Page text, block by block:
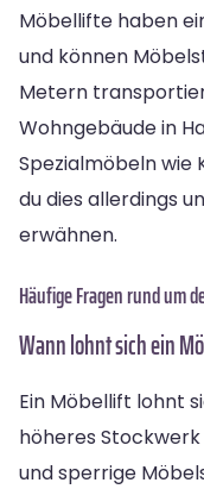
Möbellifte haben
und können
Metern
Wohngebäude in
Spezialmöbeln wie
du dies allerdings
erwähnen.
Häufige Fragen rund um
Wann lohnt sich ein
Ein Möbellift lohnt
höheres
und sperrige